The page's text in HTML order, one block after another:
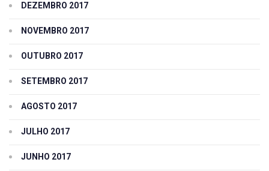
DEZEMBRO 2017
NOVEMBRO 2017
OUTUBRO 2017
SETEMBRO 2017
AGOSTO 2017
JULHO 2017
JUNHO 2017